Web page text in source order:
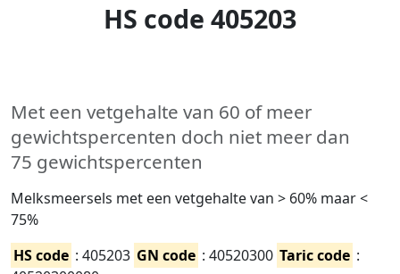
HS code 405203
Met een vetgehalte van 60 of meer
gewichtspercenten doch niet meer dan
75 gewichtspercenten
Melksmeersels met een vetgehalte van > 60% maar <
75%
HS code : 405203 GN code : 40520300 Taric code :